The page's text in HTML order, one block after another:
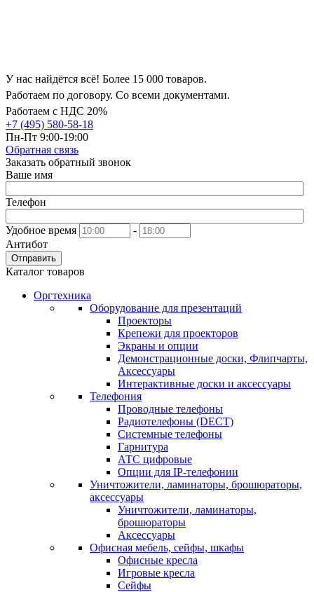
У нас найдётся всё! Более 15 000 товаров.
Работаем по договору. Со всеми документами.
Работаем с НДС 20%
+7 (495) 580-58-18
Пн-Пт 9:00-19:00
Обратная связь
Заказать обратный звонок
Ваше имя
Телефон
Удобное время
-
Антибот
Отправить
Каталог товаров
Оргтехника
Оборудование для презентаций
Проекторы
Крепежи для проекторов
Экраны и опции
Демонстрационные доски, Флипчарты,
Аксессуары
Интерактивные доски и аксессуары
Телефония
Проводные телефоны
Радиотелефоны (DECT)
Системные телефоны
Гарнитура
АТС цифровые
Опции для IP-телефонии
Уничтожители, ламинаторы, брошюраторы,
аксессуары
Уничтожители, ламинаторы,
брошюраторы
Аксессуары
Офисная мебель, сейфы, шкафы
Офисные кресла
Игровые кресла
Сейфы